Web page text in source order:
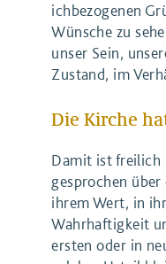
ichbezogenen
Wünsche zu
unser Sein,
Zustand, im
Die Kirche
Damit ist freilich
gesprochen über
ihrem Wert, in
Wahrhaftigkeit
ersten oder in